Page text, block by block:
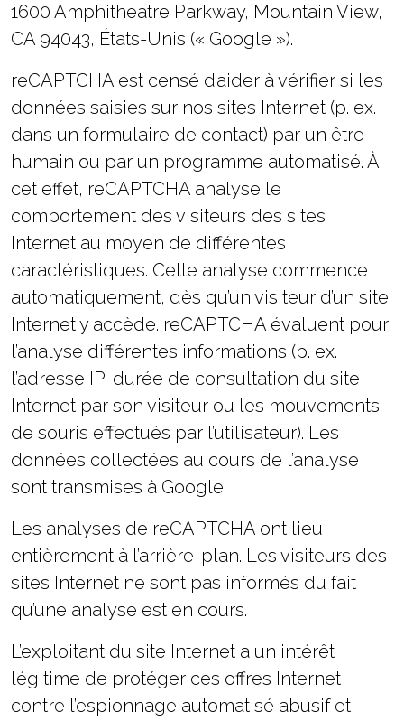
1600 Amphitheatre Parkway, Mountain View,
CA 94043, États-Unis (« Google »).
reCAPTCHA est censé d’aider à vérifier si les
données saisies sur nos sites Internet (p. ex.
dans un formulaire de contact) par un être
humain ou par un programme automatisé. À
cet effet, reCAPTCHA analyse le
comportement des visiteurs des sites
Internet au moyen de différentes
caractéristiques. Cette analyse commence
automatiquement, dès qu’un visiteur d’un site
Internet y accède. reCAPTCHA évaluent pour
l’analyse différentes informations (p. ex.
l’adresse IP, durée de consultation du site
Internet par son visiteur ou les mouvements
de souris effectués par l’utilisateur). Les
données collectées au cours de l’analyse
sont transmises à Google.
Les analyses de reCAPTCHA ont lieu
entièrement à l’arrière-plan. Les visiteurs des
sites Internet ne sont pas informés du fait
qu’une analyse est en cours.
L’exploitant du site Internet a un intérêt
légitime de protéger ces offres Internet
contre l’espionnage automatisé abusif et